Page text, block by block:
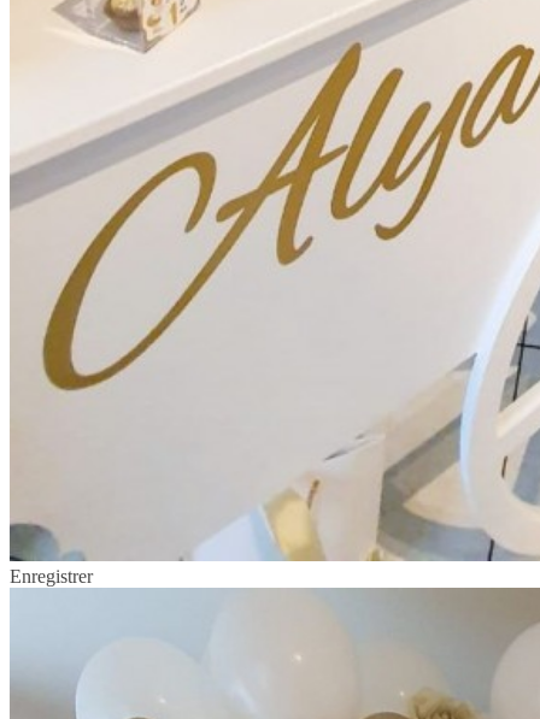
Enregistrer